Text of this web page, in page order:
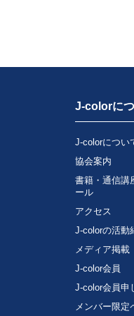
J-colorに
J-colorについ
協会案内
書籍・通信講
ール
アクセス
J-colorの活動
メディア掲載
J-color会員
J-color会員申
メンバー限